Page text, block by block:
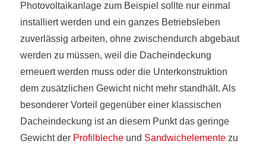
Photovoltaikanlage zum Beispiel sollte nur einmal
installiert werden und ein ganzes Betriebsleben
zuverlässig arbeiten, ohne zwischendurch abgebaut
werden zu müssen, weil die Dacheindeckung
erneuert werden muss oder die Unterkonstruktion
dem zusätzlichen Gewicht nicht mehr standhält. Als
besonderer Vorteil gegenüber einer klassischen
Dacheindeckung ist an diesem Punkt das geringe
Gewicht der Profilblecheund Sandwichelementezu